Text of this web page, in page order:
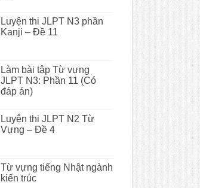
Luyện thi JLPT N3 phần
Kanji – Đề 11
Làm bài tập Từ vựng
JLPT N3: Phần 11 (Có
đáp án)
Luyện thi JLPT N2 Từ
Vựng – Đề 4
Từ vựng tiếng Nhật ngành
kiến trúc